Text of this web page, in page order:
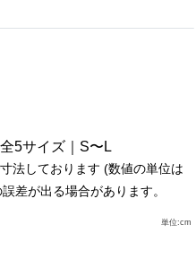
5サイズ｜S〜L
法しております (数値の単位は
差が出る場合があります。
単位:cm